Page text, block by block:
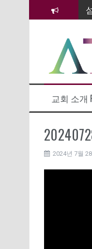
교회 소개
2024년 7월